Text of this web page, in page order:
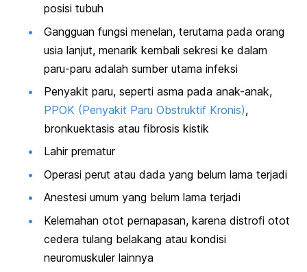
posisi tubuh
Gangguan fungsi menelan, terutama pada orang
usia lanjut, menarik kembali sekresi ke dalam
paru-paru adalah sumber utama infeksi
Penyakit paru, seperti asma pada anak-anak,
PPOK (Penyakit Paru Obstruktif Kronis),
bronkuektasis atau fibrosis kistik
Lahir prematur
Operasi perut atau dada yang belum lama terjadi
Anestesi umum yang belum lama terjadi
Kelemahan otot pernapasan, karena distrofi otot
cedera tulang belakang atau kondisi
neuromuskuler lainnya